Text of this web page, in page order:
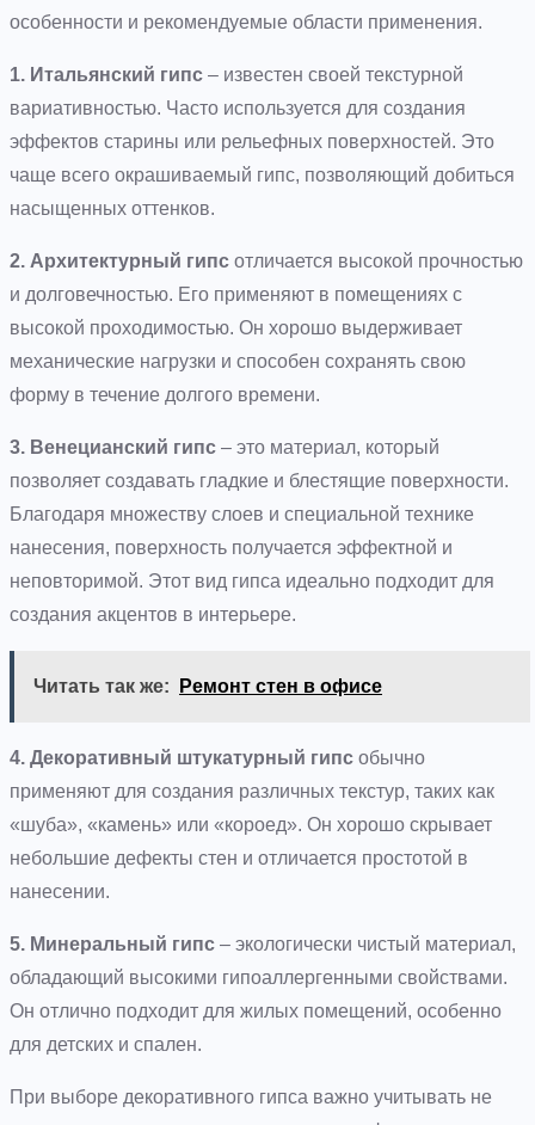
особенности и рекомендуемые области применения.
1. Итальянский гипс – известен своей текстурной
вариативностью. Часто используется для создания
эффектов старины или рельефных поверхностей. Это
чаще всего окрашиваемый гипс, позволяющий добиться
насыщенных оттенков.
2. Архитектурный гипс отличается высокой прочностью
и долговечностью. Его применяют в помещениях с
высокой проходимостью. Он хорошо выдерживает
механические нагрузки и способен сохранять свою
форму в течение долгого времени.
3. Венецианский гипс – это материал, который
позволяет создавать гладкие и блестящие поверхности.
Благодаря множеству слоев и специальной технике
нанесения, поверхность получается эффектной и
неповторимой. Этот вид гипса идеально подходит для
создания акцентов в интерьере.
Читать так же: Ремонт стен в офисе
4. Декоративный штукатурный гипс обычно
применяют для создания различных текстур, таких как
«шуба», «камень» или «короед». Он хорошо скрывает
небольшие дефекты стен и отличается простотой в
нанесении.
5. Минеральный гипс – экологически чистый материал,
обладающий высокими гипоаллергенными свойствами.
Он отлично подходит для жилых помещений, особенно
для детских и спален.
При выборе декоративного гипса важно учитывать не